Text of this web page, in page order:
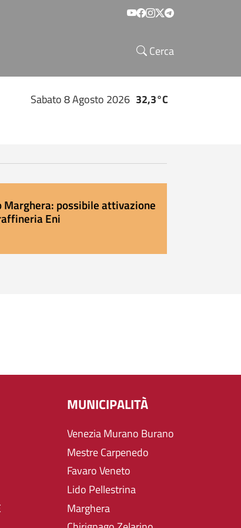
Social menu
Cerca
Sabato 8 Agosto 2026 32,3°C
Marghera: possibile attivazione
Eni
MUNICIPALITÀ
Venezia Murano Burano
Mestre Carpenedo
Favaro Veneto
Lido Pellestrina
Marghera